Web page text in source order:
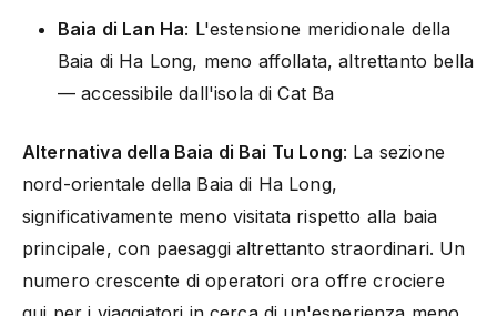
Baia di Lan Ha: L'estensione meridionale della
Baia di Ha Long, meno affollata, altrettanto bella
— accessibile dall'isola di Cat Ba
Alternativa della Baia di Bai Tu Long: La sezione
nord-orientale della Baia di Ha Long,
significativamente meno visitata rispetto alla baia
principale, con paesaggi altrettanto straordinari. Un
numero crescente di operatori ora offre crociere